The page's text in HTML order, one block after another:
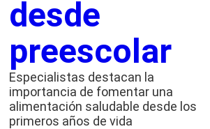
desde
preescolar
Especialistas destacan la
importancia de fomentar una
alimentación saludable desde los
primeros años de vida